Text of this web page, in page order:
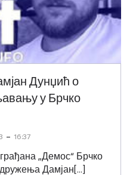
Дунџић о
у Брчко
- 16:37
„Демос“ Брчко
Дамјан[…]